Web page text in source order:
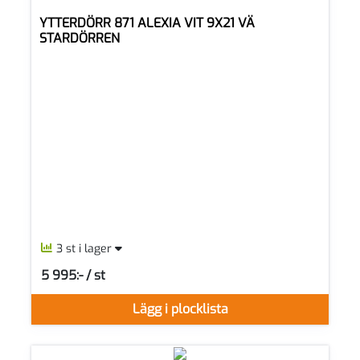
YTTERDÖRR 871 ALEXIA VIT 9X21 VÄ
STARDÖRREN
3 st i lager
Lägg i plocklista
5 995:- / st
SEK per ST